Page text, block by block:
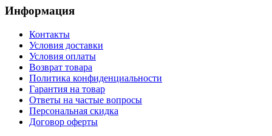
Информация
Контакты
Условия доставки
Условия оплаты
Возврат товара
Политика конфиденциальности
Гарантия на товар
Ответы на частые вопросы
Персональная скидка
Договор оферты